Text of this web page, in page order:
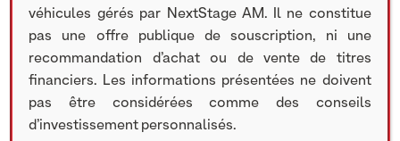
véhicules gérés par NextStage AM. Il ne constitue
pas une offre publique de souscription, ni une
recommandation d’achat ou de vente de titres
financiers. Les informations présentées ne doivent
pas être considérées comme des conseils
d’investissement personnalisés.